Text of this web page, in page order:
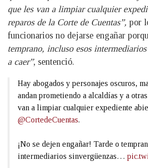
que les van a limpiar cualquier
reparos de la Corte de Cuentas”, por
funcionarios no dejarse engañar
temprano, incluso esos
a caer”, sentenció.
Hay abogados y personajes oscuros,
andan prometiendo a alcaldías y a
van a limpiar cualquier expediente
@CortedeCuentas.
¡No se dejen engañar! Tarde o
intermediarios sinvergüenzas…